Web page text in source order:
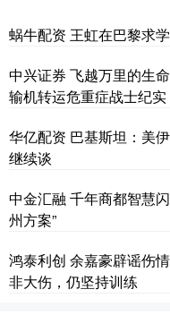
蜗牛配资 王虹在巴黎求
中兴证券 飞越万里的生
输机转运危重症战士纪实
华亿配资 巴基斯坦：美
继续谈
中金汇融 千年商都智慧
州方案”
鸿泰利创 余嘉豪辟谣伤
非大伤，仍坚持训练